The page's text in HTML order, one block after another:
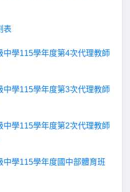
表
中學115學年度第4次代理教師
中學115學年度第3次代理教師
中學115學年度第2次代理教師
中學115學年度國中部體育班